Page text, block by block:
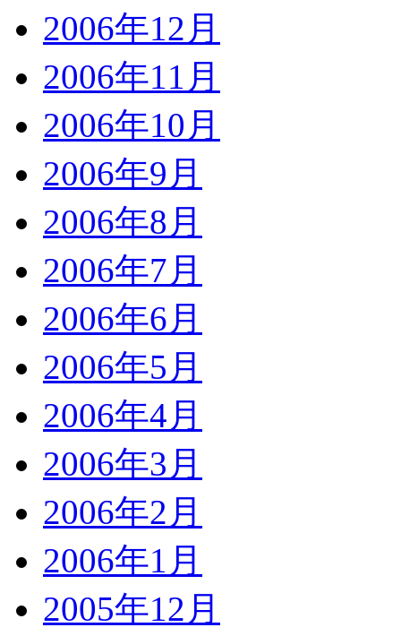
2006年12月
2006年11月
2006年10月
2006年9月
2006年8月
2006年7月
2006年6月
2006年5月
2006年4月
2006年3月
2006年2月
2006年1月
2005年12月